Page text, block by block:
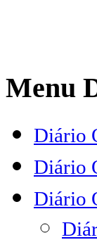
Menu
Diário
Diário
Diário